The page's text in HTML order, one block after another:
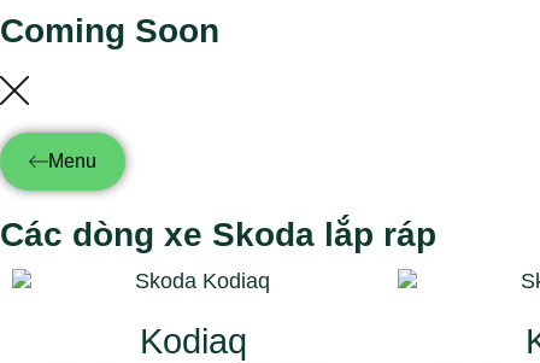
Coming Soon
Menu
Các dòng xe Skoda lắp ráp
Kodiaq